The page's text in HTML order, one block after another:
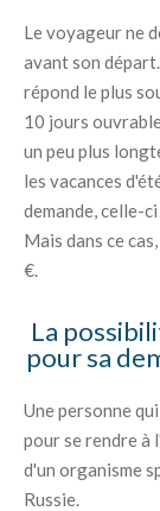
Le voyageur ne
avant son
répond le plus
10 jours
un peu plus
les vacances
demande, celle-
Mais dans ce
€.
La
pour sa
Une personne
pour se rendre
d'un organisme
Russie.